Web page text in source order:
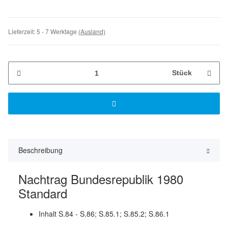
Lieferzeit:5 - 7 Werktage (Ausland)
Stück
Beschreibung
Nachtrag Bundesrepublik 1980
Standard
Inhalt S.84 - S.86; S.85.1; S.85.2; S.86.1